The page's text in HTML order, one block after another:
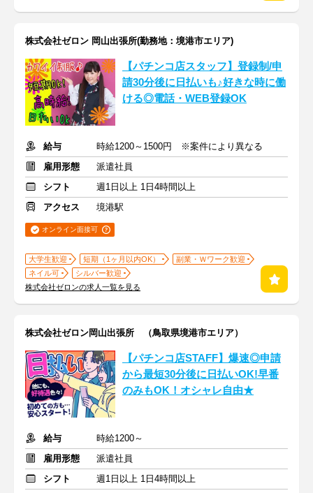
株式会社ゼロン 岡山出張所(勤務地：境港市エリア)
【パチンコ店スタッフ】登録制/申
請30分後に日払いも♪好きな時に働
ける◎電話・WEB登録OK
給与
時給1200～1500円 ※案件により異なる
雇用形態
派遣社員
シフト
週1日以上 1日4時間以上
アクセス
境港駅
オンライン面接可
大学生歓迎 短期（1ヶ月以内OK）
副業・Ｗワーク歓迎
ネイル可
シルバー歓迎
株式会社ゼロンの求人一覧を見る
株式会社ゼロン岡山出張所 （鳥取県境港市エリア）
【パチンコ店STAFF】爆速◎申請
から最短30分後に日払いOK!早番
のみもOK！オシャレ自由★
給与
時給1200～
雇用形態
派遣社員
シフト
週1日以上 1日4時間以上